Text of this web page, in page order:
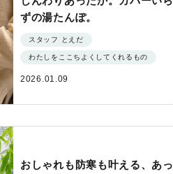
ずの湯たんぽ。
スタッフ とえだ
わたしをここちよくしてくれるもの
2026.01.09
おしゃれも防寒も叶える、あっ